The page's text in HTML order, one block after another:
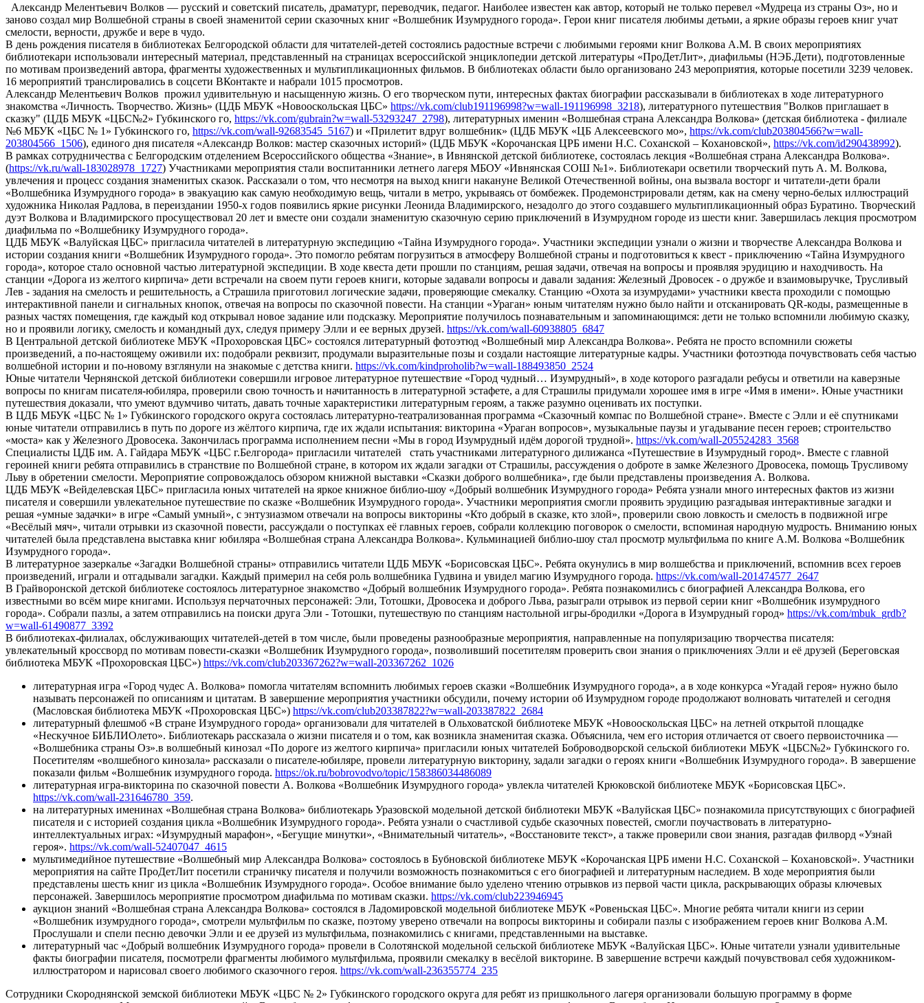
Александр Мелентьевич Волков — русский и советский писатель, драматург, переводчик, педагог. Наиболее известен как автор, который не только перевел «Мудреца из страны Оз», но и
заново создал мир Волшебной страны в своей знаменитой серии сказочных книг «Волшебник Изумрудного города». Герои книг писателя любимы детьми, а яркие образы героев книг учат
смелости, верности, дружбе и вере в чудо.
В день рождения писателя в библиотеках Белгородской области для читателей-детей состоялись радостные встречи с любимыми героями книг Волкова А.М. В своих мероприятиях
библиотекари использовали интересный материал, представленный на страницах всероссийской энциклопедии детской литературы «ПроДетЛит», диафильмы (НЭБ.Дети), подготовленные
по мотивам произведений автора, фрагменты художественных и мультипликационных фильмов. В библиотеках области было организовано 243 мероприятия, которые посетили 3239 человек.
16 мероприятий транслировались в соцсети ВКонтакте и набрали 1015 просмотров.
Александр Мелентьевич Волков прожил удивительную и насыщенную жизнь. О его творческом пути, интересных фактах биографии рассказывали в библиотеках в ходе литературного
знакомства «Личность. Творчество. Жизнь» (ЦДБ МБУК «Новооскольская ЦБС» https://vk.com/club191196998?w=wall-191196998_3218), литературного путешествия "Волков приглашает в
сказку" (ЦДБ МБУК «ЦБС№2» Губкинского го, https://vk.com/gubrain?w=wall-53293247_2798), литературных именин «Волшебная страна Александра Волкова» (детская библиотека - филиале
№6 МБУК «ЦБС № 1» Губкинского го, https://vk.com/wall-92683545_5167) и «Прилетит вдруг волшебник» (ЦДБ МБУК «ЦБ Алексеевского мо», https://vk.com/club203804566?w=wall-
203804566_1506), единого дня писателя «Александр Волков: мастер сказочных историй» (ЦДБ МБУК «Корочанская ЦРБ имени Н.С. Соханской – Кохановской», https://vk.com/id290438992).
В рамках сотрудничества с Белгородским отделением Всероссийского общества «Знание», в Ивнянской детской библиотеке, состоялась лекция «Волшебная страна Александра Волкова».
(https://vk.ru/wall-183028978_1727) Участниками мероприятия стали воспитанники летнего лагеря МБОУ «Ивнянская СОШ №1». Библиотекари осветили творческий путь А. М. Волкова,
увлечения и процесс создания знаменитых сказок. Рассказали о том, что несмотря на выход книги накануне Великой Отечественной войны, она вызвала восторг и читатели-дети брали
«Волшебника Изумрудного города» в эвакуацию как самую необходимую вещь, читали в метро, укрываясь от бомбежек. Продемонстрировали детям, как на смену черно-белых иллюстраций
художника Николая Радлова, в переиздании 1950-х годов появились яркие рисунки Леонида Владимирского, незадолго до этого создавшего мультипликационный образ Буратино. Творческий
дуэт Волкова и Владимирского просуществовал 20 лет и вместе они создали знаменитую сказочную серию приключений в Изумрудном городе из шести книг. Завершилась лекция просмотром
диафильма по «Волшебнику Изумрудного города».
ЦДБ МБУК «Валуйская ЦБС» пригласила читателей в литературную экспедицию «Тайна Изумрудного города». Участники экспедиции узнали о жизни и творчестве Александра Волкова и
истории создания книги «Волшебник Изумрудного города». Это помогло ребятам погрузиться в атмосферу Волшебной страны и подготовиться к квест - приключению «Тайна Изумрудного
города», которое стало основной частью литературной экспедиции. В ходе квеста дети прошли по станциям, решая задачи, отвечая на вопросы и проявляя эрудицию и находчивость. На
станции «Дорога из желтого кирпича» дети встречали на своем пути героев книги, которые задавали вопросы и давали задания: Железный Дровосек - о дружбе и взаимовыручке, Трусливый
Лев - задания на смелость и решительность, а Страшила приготовил логические задачи, проверяющие смекалку. Станцию «Охота за изумрудами» участники квеста проходили с помощью
интерактивной панели и сигнальных кнопок, отвечая на вопросы по сказочной повести. На станции «Ураган» юным читателям нужно было найти и отсканировать QR-коды, размещенные в
разных частях помещения, где каждый код открывал новое задание или подсказку. Мероприятие получилось познавательным и запоминающимся: дети не только вспомнили любимую сказку,
но и проявили логику, смелость и командный дух, следуя примеру Элли и ее верных друзей. https://vk.com/wall-60938805_6847
В Центральной детской библиотеке МБУК «Прохоровская ЦБС» состоялся литературный фотоэтюд «Волшебный мир Александра Волкова». Ребята не просто вспомнили сюжеты
произведений, а по-настоящему оживили их: подобрали реквизит, продумали выразительные позы и создали настоящие литературные кадры. Участники фотоэтюда почувствовать себя частью
волшебной истории и по-новому взглянули на знакомые с детства книги. https://vk.com/kindproholib?w=wall-188493850_2524
Юные читатели Чернянской детской библиотеки совершили игровое литературное путешествие «Город чудный… Изумрудный», в ходе которого разгадали ребусы и ответили на каверзные
вопросы по книгам писателя-юбиляра, проверили свою точность и начитанность в литературной эстафете, а для Страшилы придумали хорошее имя в игре «Имя в имени». Юные участники
путешествия доказали, что умеют вдумчиво читать, давать точные характеристики литературным героям, а также разумно оценивать их поступки.
В ЦДБ МБУК «ЦБС № 1» Губкинского городского округа состоялась литературно-театрализованная программа «Сказочный компас по Волшебной стране». Вместе с Элли и её спутниками
юные читатели отправились в путь по дороге из жёлтого кирпича, где их ждали испытания: викторина «Ураган вопросов», музыкальные паузы и угадывание песен героев; строительство
«моста» как у Железного Дровосека. Закончилась программа исполнением песни «Мы в город Изумрудный идём дорогой трудной». https://vk.com/wall-205524283_3568
Специалисты ЦДБ им. А. Гайдара МБУК «ЦБС г.Белгорода» пригласили читателей стать участниками литературного дилижанса «Путешествие в Изумрудный город». Вместе с главной
героиней книги ребята отправились в странствие по Волшебной стране, в котором их ждали загадки от Страшилы, рассуждения о доброте в замке Железного Дровосека, помощь Трусливому
Льву в обретении смелости. Мероприятие сопровождалось обзором книжной выставки «Сказки доброго волшебника», где были представлены произведения А. Волкова.
ЦДБ МБУК «Вейделевская ЦБС» пригласила юных читателей на яркое книжное библио-шоу «Добрый волшебник Изумрудного города» Ребята узнали много интересных фактов из жизни
писателя и совершили увлекательное путешествие по сказке «Волшебник Изумрудного города». Участники мероприятия смогли проявить эрудицию разгадывая интерактивные загадки и
решая «умные задачки» в игре «Самый умный», с энтузиазмом отвечали на вопросы викторины «Кто добрый в сказке, кто злой», проверили свою ловкость и смелость в подвижной игре
«Весёлый мяч», читали отрывки из сказочной повести, рассуждали о поступках её главных героев, собрали коллекцию поговорок о смелости, вспоминая народную мудрость. Вниманию юных
читателей была представлена выставка книг юбиляра «Волшебная страна Александра Волкова». Кульминацией библио-шоу стал просмотр мультфильма по книге А.М. Волкова «Волшебник
Изумрудного города».
В литературное зазеркалье «Загадки Волшебной страны» отправились читатели ЦДБ МБУК «Борисовская ЦБС». Ребята окунулись в мир волшебства и приключений, вспомнив всех героев
произведений, играли и отгадывали загадки. Каждый примерил на себя роль волшебника Гудвина и увидел магию Изумрудного города. https://vk.com/wall-201474577_2647
В Грайворонской детской библиотеке состоялось литературное знакомство «Добрый волшебник Изумрудного города». Ребята познакомились с биографией Александра Волкова, его
известными во всём мире книгами. Используя перчаточных персонажей: Эли, Тотошки, Дровосека и доброго Льва, разыграли отрывок из первой серии книг «Волшебник изумрудного
города». Собрали пазлы, а затем отправились на поиски друга Эли - Тотошки, путешествую по станциям настольной игры-бродилки «Дорога в Изумрудный город» https://vk.com/mbuk_grdb?
w=wall-61490877_3392
В библиотеках-филиалах, обслуживающих читателей-детей в том числе, были проведены разнообразные мероприятия, направленные на популяризацию творчества писателя:
увлекательный кроссворд по мотивам повести-сказки «Волшебник Изумрудного города», позволивший посетителям проверить свои знания о приключениях Элли и её друзей (Береговская
библиотека МБУК «Прохоровская ЦБС») https://vk.com/club203367262?w=wall-203367262_1026
литературная игра «Город чудес А. Волкова» помогла читателям вспомнить любимых героев сказки «Волшебник Изумрудного города», а в ходе конкурса «Угадай героя» нужно было
называть персонажей по описаниям и цитатам. В завершение мероприятия участники обсудили, почему истории об Изумрудном городе продолжают волновать читателей и сегодня
(Масловская библиотека МБУК «Прохоровская ЦБС») https://vk.com/club203387822?w=wall-203387822_2684
литературный флешмоб «В стране Изумрудного города» организовали для читателей в Ольховатской библиотеке МБУК «Новооскольская ЦБС» на летней открытой площадке
«Нескучное БИБЛИОлето». Библиотекарь рассказала о жизни писателя и о том, как возникла знаменитая сказка. Объяснила, чем его история отличается от своего первоисточника —
«Волшебника страны Оз».в волшебный кинозал «По дороге из желтого кирпича» пригласили юных читателей Боброводворской сельской библиотеки МБУК «ЦБС№2» Губкинского го.
Посетителям «волшебного кинозала» рассказали о писателе-юбиляре, провели литературную викторину, задали загадки о героях книги «Волшебник Изумрудного города». В завершение
показали фильм «Волшебник изумрудного города. https://ok.ru/bobrovodvo/topic/158386034486089
литературная игра-викторина по сказочной повести А. Волкова «Волшебник Изумрудного города» увлекла читателей Крюковской библиотеке МБУК «Борисовская ЦБС».
https://vk.com/wall-231646780_359.
на литературных именинах «Волшебная страна Волкова» библиотекарь Уразовской модельной детской библиотеки МБУК «Валуйская ЦБС» познакомила присутствующих с биографией
писателя и с историей создания цикла «Волшебник Изумрудного города». Ребята узнали о счастливой судьбе сказочных повестей, смогли поучаствовать в литературно-
интеллектуальных играх: «Изумрудный марафон», «Бегущие минутки», «Внимательный читатель», «Восстановите текст», а также проверили свои знания, разгадав филворд «Узнай
героя». https://vk.com/wall-52407047_4615
мультимедийное путешествие «Волшебный мир Александра Волкова» состоялось в Бубновской библиотеке МБУК «Корочанская ЦРБ имени Н.С. Соханской – Кохановской». Участники
мероприятия на сайте ПроДетЛит посетили страничку писателя и получили возможность познакомиться с его биографией и литературным наследием. В ходе мероприятия были
представлены шесть книг из цикла «Волшебник Изумрудного города». Особое внимание было уделено чтению отрывков из первой части цикла, раскрывающих образы ключевых
персонажей. Завершилось мероприятие просмотром диафильма по мотивам сказки. https://vk.com/club223946945
аукцион знаний «Волшебная страна Александра Волкова» состоялся в Ладомировской модельной библиотеке МБУК «Ровеньская ЦБС». Многие ребята читали книги из серии
«Волшебник изумрудного города», смотрели мультфильм по сказке, поэтому уверено отвечали на вопросы викторины и собирали пазлы с изображением героев книг Волкова А.М.
Прослушали и спели песню девочки Элли и ее друзей из мультфильма, познакомились с книгами, представленными на выставке.
литературный час «Добрый волшебник Изумрудного города» провели в Солотянской модельной сельской библиотеке МБУК «Валуйская ЦБС». Юные читатели узнали удивительные
факты биографии писателя, посмотрели фрагменты любимого мультфильма, проявили смекалку в весёлой викторине. В завершение встречи каждый почувствовал себя художником-
иллюстратором и нарисовал своего любимого сказочного героя. https://vk.com/wall-236355774_235
Сотрудники Скороднянской земской библиотеки МБУК «ЦБС № 2» Губкинского городского округа для ребят из пришкольного лагеря организовали большую программу в форме